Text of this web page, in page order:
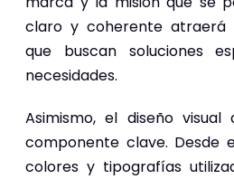
claro y coherente atraerá
que buscan soluciones
necesidades.
Asimismo, el diseño
componente clave. Desde
colores y tipografías